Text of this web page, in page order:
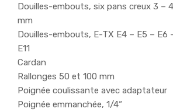
Douilles-embouts, six pans creux 3 –
mm
Douilles-embouts, E-TX E4 – E5 – E6
E11
Cardan
Rallonges 50 et 100 mm
Poignée coulissante avec adaptateur
Poignée emmanchée, 1/4“